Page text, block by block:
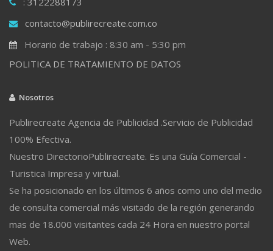
contacto@publirecreate.com.co
Horario de trabajo : 8:30 am - 5:30 pm
POLITICA DE TRATAMIENTO DE DATOS
Nosotros
Publirecreate Agencia de Publicidad .Servicio de Publicidad
100% Efectiva.
Nuestro DirectorioPublirecreate. Es una Guía Comercial -
Turistica Impresa y virtual.
Se ha posicionado en los últimos 6 años como uno del medio
de consulta comercial más visitado de la región generando
mas de 18.000 visitantes cada 24 Hora en nuestro portal
Web.